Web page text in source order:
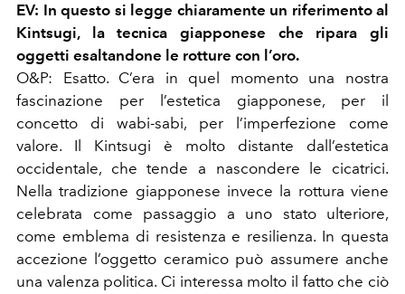
EV: In questo si legge chiaramente un riferimento al
Kintsugi, la tecnica giapponese che ripara gli
oggetti esaltandone le rotture con l’oro.
O&P: Esatto. C’era in quel momento una nostra
fascinazione per l’estetica giapponese, per il
concetto di wabi-sabi, per l’imperfezione come
valore. Il Kintsugi è molto distante dall’estetica
occidentale, che tende a nascondere le cicatrici.
Nella tradizione giapponese invece la rottura viene
celebrata come passaggio a uno stato ulteriore,
come emblema di resistenza e resilienza. In questa
accezione l’oggetto ceramico può assumere anche
una valenza politica. Ci interessa molto il fatto che ciò